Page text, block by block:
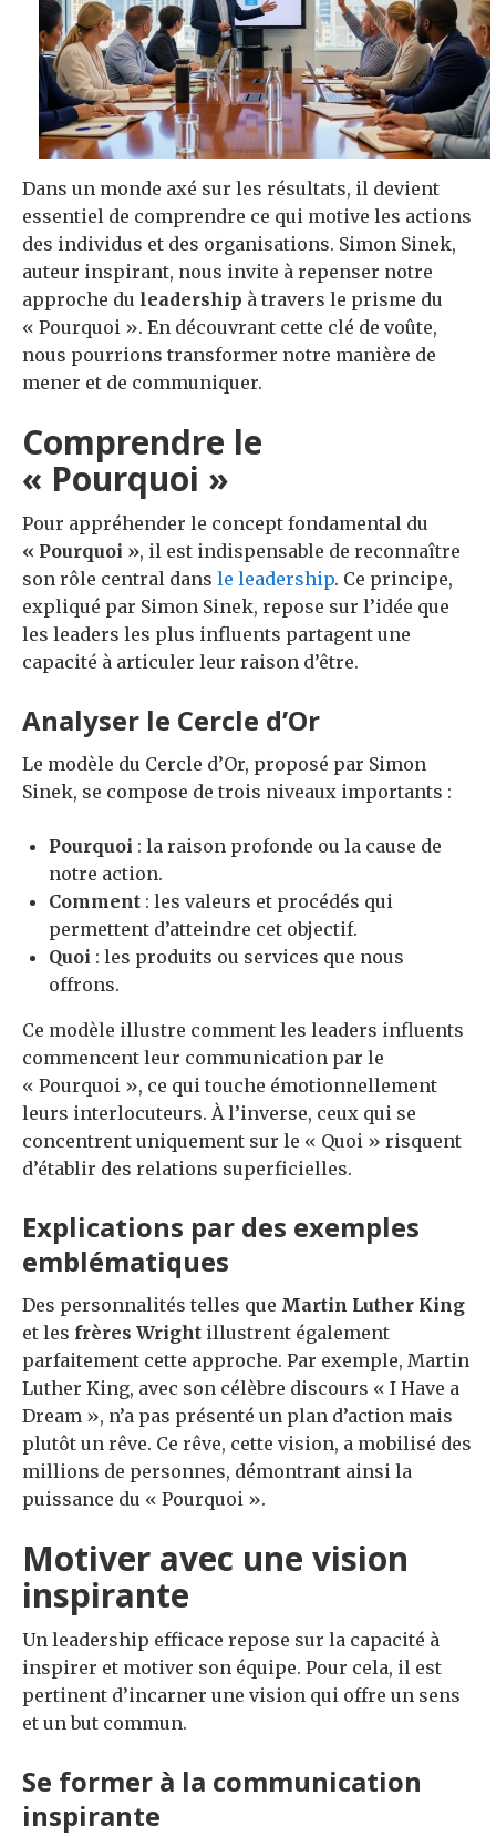
Dans un monde axé sur les résultats, il devient
essentiel de comprendre ce qui motive les actions
des individus et des organisations. Simon Sinek,
auteur inspirant, nous invite à repenser notre
approche du leadership à travers le prisme du
« Pourquoi ». En découvrant cette clé de voûte,
nous pourrions transformer notre manière de
mener et de communiquer.
Comprendre le
« Pourquoi »
Pour appréhender le concept fondamental du
« Pourquoi », il est indispensable de reconnaître
son rôle central dans le leadership. Ce principe,
expliqué par Simon Sinek, repose sur l’idée que
les leaders les plus influents partagent une
capacité à articuler leur raison d’être.
Analyser le Cercle d’Or
Le modèle du Cercle d’Or, proposé par Simon
Sinek, se compose de trois niveaux importants :
Pourquoi : la raison profonde ou la cause de
notre action.
Comment : les valeurs et procédés qui
permettent d’atteindre cet objectif.
Quoi : les produits ou services que nous
offrons.
Ce modèle illustre comment les leaders influents
commencent leur communication par le
« Pourquoi », ce qui touche émotionnellement
leurs interlocuteurs. À l’inverse, ceux qui se
concentrent uniquement sur le « Quoi » risquent
d’établir des relations superficielles.
Explications par des exemples
emblématiques
Des personnalités telles que Martin Luther King
et les frères Wright illustrent également
parfaitement cette approche. Par exemple, Martin
Luther King, avec son célèbre discours « I Have a
Dream », n’a pas présenté un plan d’action mais
plutôt un rêve. Ce rêve, cette vision, a mobilisé des
millions de personnes, démontrant ainsi la
puissance du « Pourquoi ».
Motiver avec une vision
inspirante
Un leadership efficace repose sur la capacité à
inspirer et motiver son équipe. Pour cela, il est
pertinent d’incarner une vision qui offre un sens
et un but commun.
Se former à la communication
inspirante